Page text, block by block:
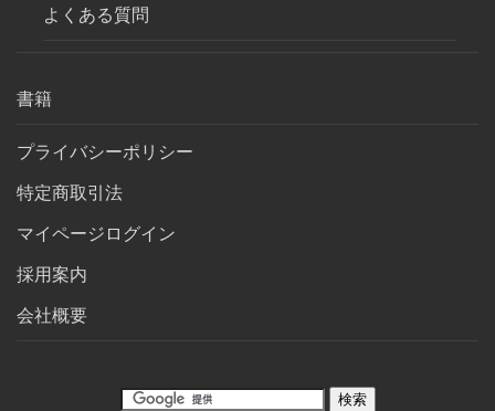
よくある質問
書籍
プライバシーポリシー
特定商取引法
マイページログイン
採用案内
会社概要